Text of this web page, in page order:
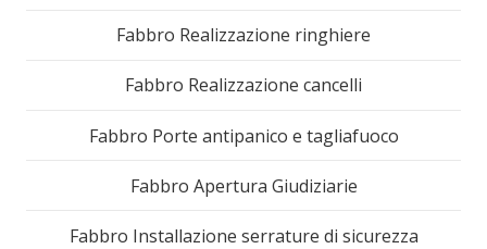
Fabbro Realizzazione ringhiere
Fabbro Realizzazione cancelli
Fabbro Porte antipanico e tagliafuoco
Fabbro Apertura Giudiziarie
Fabbro Installazione serrature di sicurezza